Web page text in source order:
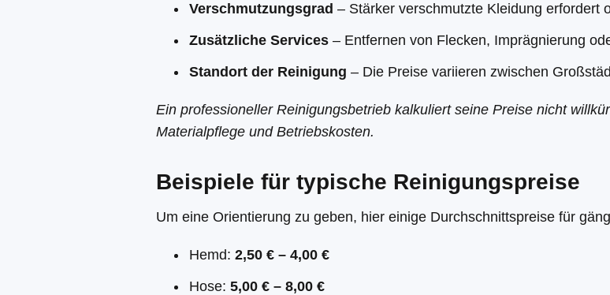
Verschmutzungsgrad – Stärker verschmutzte Kleidung erfordert
Zusätzliche Services – Entfernen von Flecken, Imprägnierung
Standort der Reinigung – Die Preise variieren zwischen
Ein professioneller Reinigungsbetrieb kalkuliert seine Preise nicht
Materialpflege und Betriebskosten.
Beispiele für typische Reinigungspreise
Um eine Orientierung zu geben, hier einige Durchschnittspreise für
Hemd: 2,50 € – 4,00 €
Hose: 5,00 € – 8,00 €